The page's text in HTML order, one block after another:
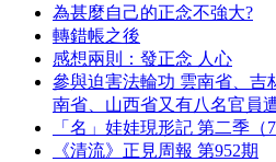
為甚麼自己的正念不強大?
轉錯帳之後
感想兩則：發正念 人心
參與迫害法輪功 雲南省、吉
南省、山西省又有八名官員
「名」娃娃現形記 第二季（7
《清流》正見周報 第952期